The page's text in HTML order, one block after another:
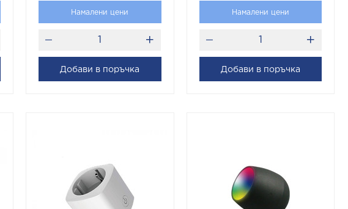
Намалени цени
Добави в поръчка
Намалени цени
Добави в поръчка